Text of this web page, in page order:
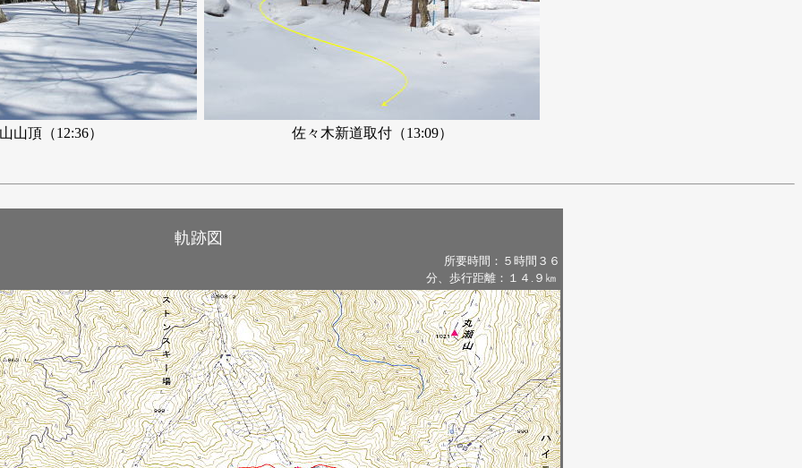
山頂（12:36） 佐々木新道取付（13:09）
軌跡図
間：５時間３６
分、歩行距離：１４.９㎞